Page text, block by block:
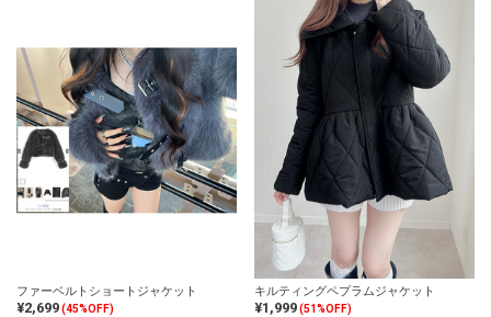
ファーベルトショートジャケット
¥2,699(45%OFF)
キルティングペプラムジャケット
¥1,999(51%OFF)